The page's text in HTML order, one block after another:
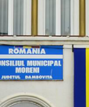
sidebar
sidebar